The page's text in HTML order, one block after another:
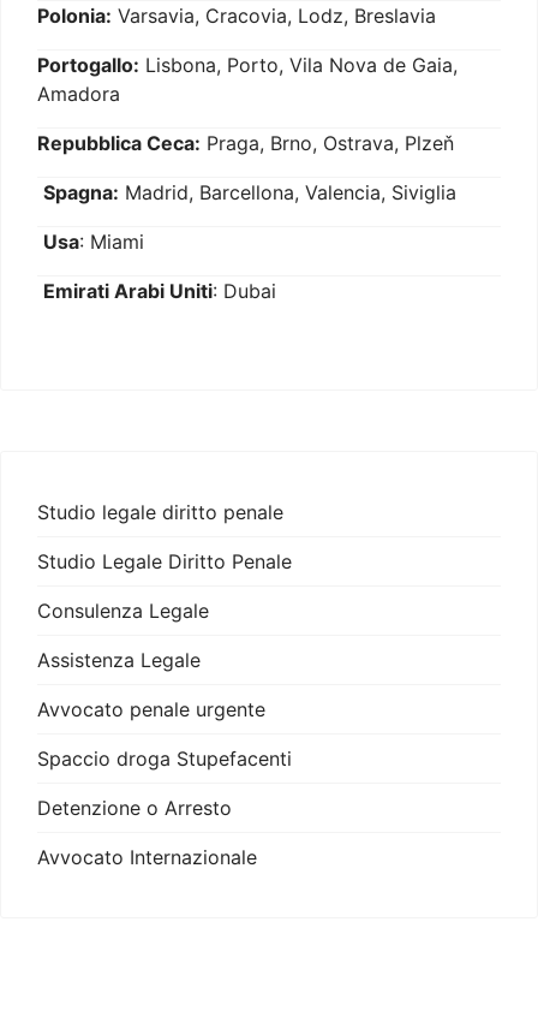
Polonia: Varsavia, Cracovia, Lodz, Breslavia
Portogallo: Lisbona, Porto, Vila Nova de Gaia,
Amadora
Repubblica Ceca: Praga, Brno, Ostrava, Plzeň
Spagna: Madrid, Barcellona, Valencia, Siviglia
Usa: Miami
Emirati Arabi Uniti: Dubai
Studio legale diritto penale
Studio Legale Diritto Penale
Consulenza Legale
Assistenza Legale
Avvocato penale urgente
Spaccio droga Stupefacenti
Detenzione o Arresto
Avvocato Internazionale